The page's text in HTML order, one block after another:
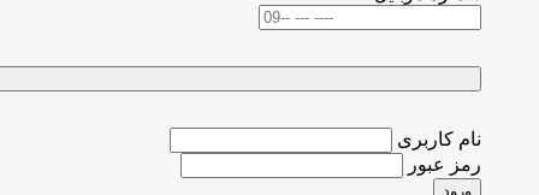
نام کاربری
رمز عبور
ورود